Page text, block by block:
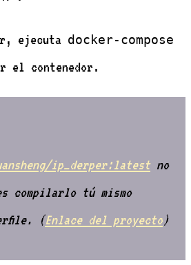
ejecuta docker-compose
el contenedor.
ip_derper:latestno
compilarlo tú mismo
(Enlace del proyecto)